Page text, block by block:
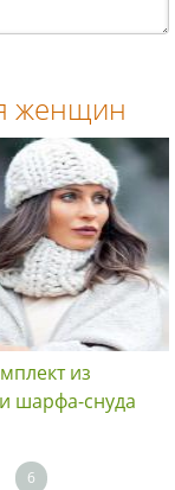
женщин
из
шарфа-снуда
6